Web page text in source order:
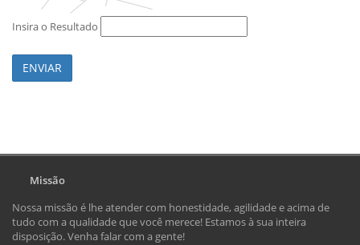
Insira o Resultado
ENVIAR
Missão
Nossa missão é lhe atender com honestidade, agilidade e acima de
tudo com a qualidade que você merece! Estamos à sua inteira
disposição. Venha falar com a gente!